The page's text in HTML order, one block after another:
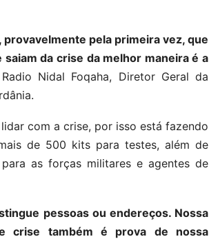
pela primeira vez, que
da crise da melhor maneira é a
Nidal Foqaha, Diretor Geral da
com a crise, por isso está fazendo
de 500 kits para testes, além de
as forças militares e agentes de
pessoas ou endereços. Nossa
crise também é prova de nossa